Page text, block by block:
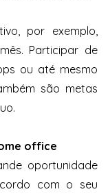
por exemplo,
Participar de
ou até mesmo
são metas
office
oportunidade
com o seu